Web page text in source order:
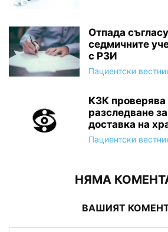
Отпада
седмичните
с РЗИ
Пациентски
КЗК
разследване
доставка на
Пациентски
НЯМА
ВАШИЯТ